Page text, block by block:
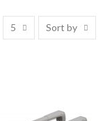
5 Sort by